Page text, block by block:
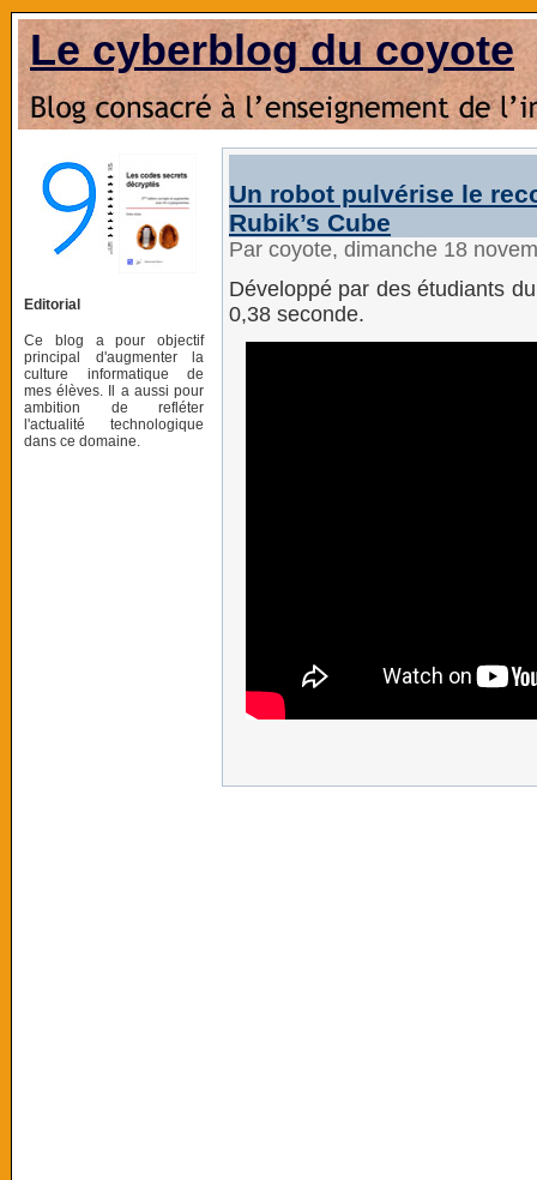
Le cyberblog du coyote
Editorial
Ce blog a pour objectif
principal d'augmenter la
culture informatique de
mes élèves. Il a aussi pour
ambition de refléter
l'actualité technologique
dans ce domaine.
Un robot pulvérise le
Rubik’s Cube
Par coyote, dimanche 18
Développé par des étudiants
0,38 seconde.